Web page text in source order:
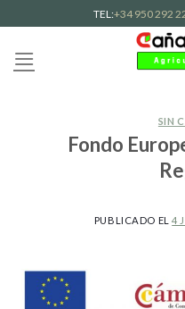
content
TEL:+34 950 292
SIN
Fondo
PUBLICADO EL4